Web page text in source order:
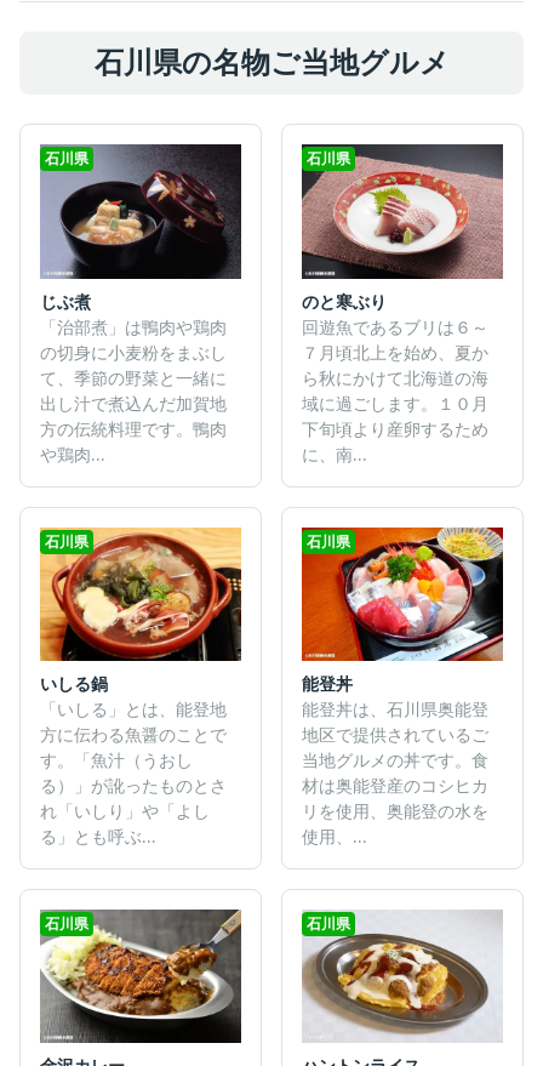
石川県の名物ご当地グルメ
石川県
じぶ煮
「治部煮」は鴨肉や鶏肉
の切身に小麦粉をまぶし
て、季節の野菜と一緒に
出し汁で煮込んだ加賀地
方の伝統料理です。鴨肉
や鶏肉...
石川県
のと寒ぶり
回遊魚であるブリは６～
７月頃北上を始め、夏か
ら秋にかけて北海道の海
域に過ごします。１０月
下旬頃より産卵するため
に、南...
石川県
いしる鍋
「いしる」とは、能登地
方に伝わる魚醤のことで
す。「魚汁（うおし
る）」が訛ったものとさ
れ「いしり」や「よし
る」とも呼ぶ...
石川県
能登丼
能登丼は、石川県奥能登
地区で提供されているご
当地グルメの丼です。食
材は奥能登産のコシヒカ
リを使用、奥能登の水を
使用、...
石川県 石川県